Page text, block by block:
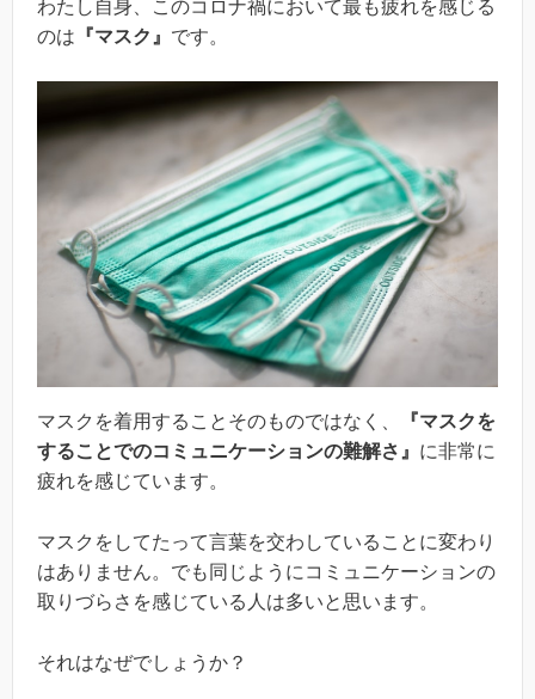
わたし自身、このコロナ禍において最も疲れを感じる
のは 『マスク』 です。
マスクを着用することそのものではなく、
『マスクを
することでのコミュニケーションの難解さ』 に非常に
疲れを感じています。
マスクをしてたって言葉を交わしていることに変わり
はありません。でも同じようにコミュニケーションの
取りづらさを感じている人は多いと思います。
それはなぜでしょうか？